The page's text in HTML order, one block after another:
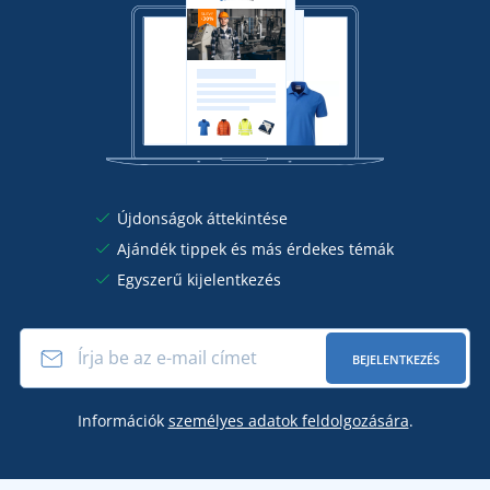
Újdonságok áttekintése
Ajándék tippek és más érdekes témák
Egyszerű kijelentkezés
BEJELENTKEZÉS
Információk személyes adatok feldolgozására.